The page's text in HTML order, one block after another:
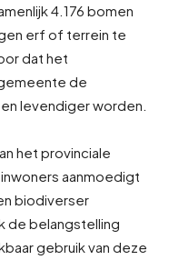
4.176 bomen
erf of terrein te
dat het
de
levendiger worden.
het provinciale
aanmoedigt
biodiverser
de belangstelling
gebruik van deze